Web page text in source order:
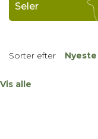
Seler
Sorter efter
Vis alle